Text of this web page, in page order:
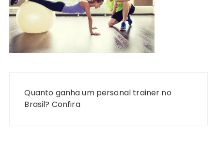
Post
Quanto ganha um personal trainer no
Brasil? Confira